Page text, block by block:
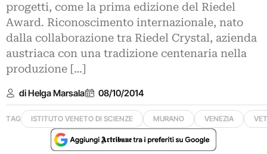
progetti, come la prima edizione del Riedel
Award. Riconoscimento internazionale, nato
dalla collaborazione tra Riedel Crystal, azienda
austriaca con una tradizione centenaria nella
produzione […]
di Helga Marsala 08/10/2014
TAG ISTITUTO VENETO DI SCIENZE MURANO VENEZIA